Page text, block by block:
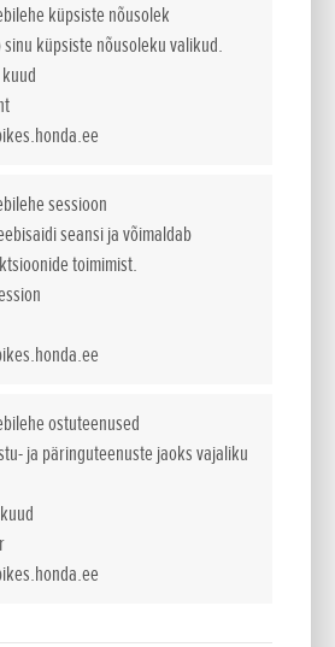
küpsiste nõusolek
sinu küpsiste nõusoleku valikud.
sessioon
seansi ja võimaldab
toimimist.
ostuteenused
ja päringuteenuste jaoks vajaliku
ülekaalus olnud Bou on
67 tiitlit, kui lisada rahvuslikud
Tema domineerimine
ja tõenäoliselt jääbki ainulaadseks.
Bou pärast järjekordset triumfi.
võitma – aga samas tahan seda
tehnika
Hondaga. Tema võistlusratta,
on jätkatud alates 2007.
spetsiaalne trial-ratas on olnud iga
osa.